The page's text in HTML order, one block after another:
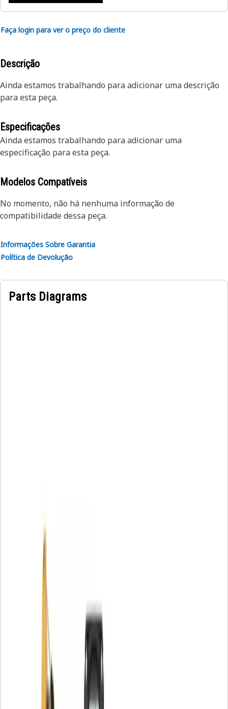
Faça login para ver o preço do cliente
Descrição
Ainda estamos trabalhando para adicionar uma descrição
para esta peça.
Especificações
Ainda estamos trabalhando para adicionar uma
especificação para esta peça.
Modelos Compatíveis
No momento, não há nenhuma informação de
compatibilidade dessa peça.
Informações Sobre Garantia
Política de Devolução
Parts Diagrams